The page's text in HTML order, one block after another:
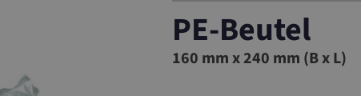
PE-Beutel
05.P160240
160 mm x 240 mm (B x L)